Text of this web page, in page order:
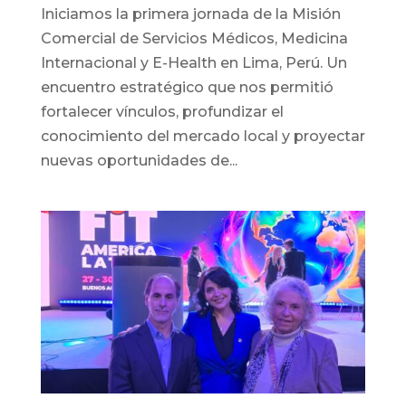
Iniciamos la primera jornada de la Misión
Comercial de Servicios Médicos, Medicina
Internacional y E-Health en Lima, Perú. Un
encuentro estratégico que nos permitió
fortalecer vínculos, profundizar el
conocimiento del mercado local y proyectar
nuevas oportunidades de...